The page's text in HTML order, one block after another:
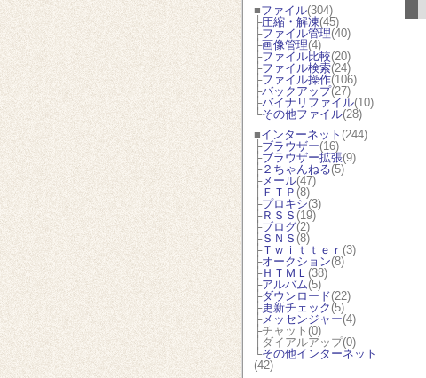
■ファイル(304)
├圧縮・解凍(45)
├ファイル管理(40)
├画像管理(4)
├ファイル比較(20)
├ファイル検索(24)
├ファイル操作(106)
├バックアップ(27)
├バイナリファイル(10)
└その他ファイル(28)
■インターネット (244)
├ブラウザー(16)
├ブラウザー拡張(9)
├２ちゃんねる(5)
├メール(47)
├ＦＴＰ (8)
├プロキシ(3)
├ＲＳＳ (19)
├ブログ(2)
├ＳＮＳ (8)
├Ｔｗｉｔｔｅｒ (3)
├オークション(8)
├ＨＴＭＬ (38)
├アルバム(5)
├ダウンロード(22)
├更新チェック (5)
├メッセンジャー(4)
├チャット(0)
├ダイアルアップ(0)
└その他インターネット
(42)